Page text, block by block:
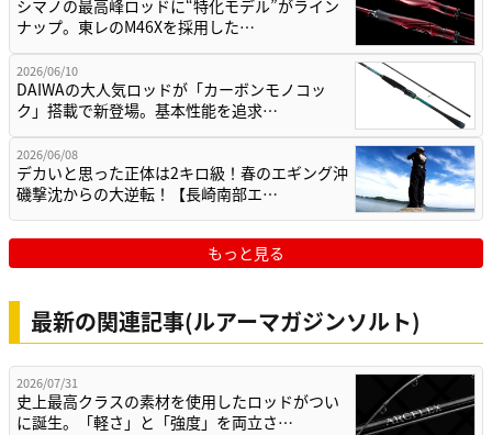
シマノの最高峰ロッドに“特化モデル”がライン
ナップ。東レのM46Xを採用した…
2026/06/10
DAIWAの大人気ロッドが「カーボンモノコッ
ク」搭載で新登場。基本性能を追求…
2026/06/08
デカいと思った正体は2キロ級！春のエギング沖
磯撃沈からの大逆転！【長崎南部エ…
もっと見る
最新の関連記事(ルアーマガジンソルト)
2026/07/31
史上最高クラスの素材を使用したロッドがつい
に誕生。「軽さ」と「強度」を両立さ…